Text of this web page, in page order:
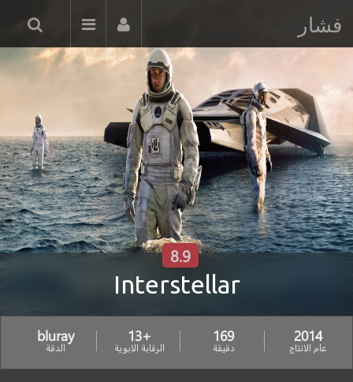
فشار
Interstellar
8.9
2014
عام الانتاج
169
دقيقة
+13
الرقابة الابوية
bluray
الدقة